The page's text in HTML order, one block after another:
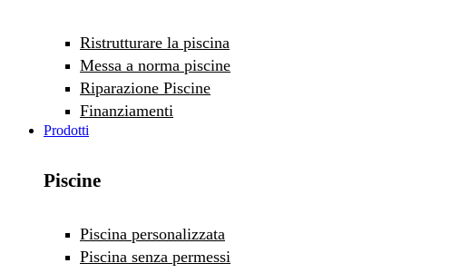
Ristrutturare la piscina
Messa a norma piscine
Riparazione Piscine
Finanziamenti
Prodotti
Piscine
Piscina personalizzata
Piscina senza permessi